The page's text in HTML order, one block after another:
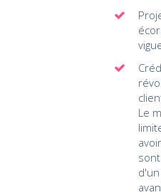
Le